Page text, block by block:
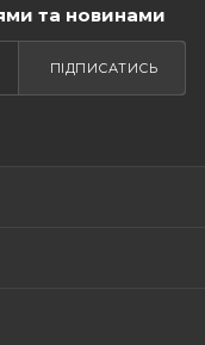
та новинами
ПІДПИСАТИСЬ